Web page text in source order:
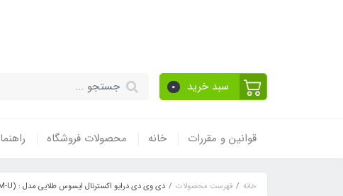
سبد خرید 0
قوانین و مقررات خانه محصولات فروشگاه راهنما
خانه فهرست محصولات دی وی دی درایو اکسترنال ایسوس طلایی مدل : ZenDrive U9M (SDRW-08U9M-U)